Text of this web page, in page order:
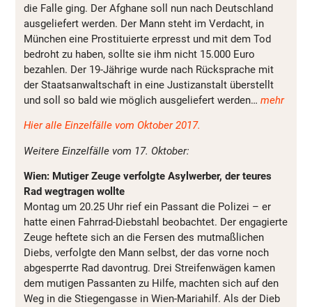
die Falle ging. Der Afghane soll nun nach Deutschland
ausgeliefert werden. Der Mann steht im Verdacht, in
München eine Prostituierte erpresst und mit dem Tod
bedroht zu haben, sollte sie ihm nicht 15.000 Euro
bezahlen. Der 19-Jährige wurde nach Rücksprache mit
der Staatsanwaltschaft in eine Justizanstalt überstellt
und soll so bald wie möglich ausgeliefert werden… mehr
Hier alle Einzelfälle vom Oktober 2017.
Weitere Einzelfälle vom 17. Oktober:
Wien: Mutiger Zeuge verfolgte Asylwerber, der teures
Rad wegtragen wollte
Montag um 20.25 Uhr rief ein Passant die Polizei – er
hatte einen Fahrrad-Diebstahl beobachtet. Der engagierte
Zeuge heftete sich an die Fersen des mutmaßlichen
Diebs, verfolgte den Mann selbst, der das vorne noch
abgesperrte Rad davontrug. Drei Streifenwägen kamen
dem mutigen Passanten zu Hilfe, machten sich auf den
Weg in die Stiegengasse in Wien-Mariahilf. Als der Dieb